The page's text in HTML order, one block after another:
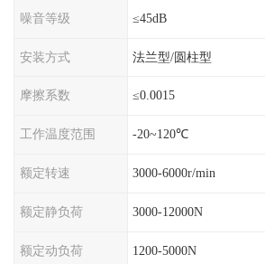
噪音等级 ≤45dB
安装方式 法兰型/圆柱型
摩擦系数 ≤0.0015
工作温度范围 -20~120℃
额定转速 3000-6000r/min
额定静负荷 3000-12000N
额定动负荷 1200-5000N